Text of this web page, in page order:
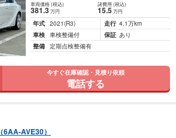
車両価格(税込)
381.3万円
諸費用 (税込)
15.5 万円
年式 2021(R3) 走行 4.1万km
車検 車検整備付 保証 あり
整備 定期点検整備有
今すぐ在庫確認・見積り依頼
電話する
（6AA-AVE30）